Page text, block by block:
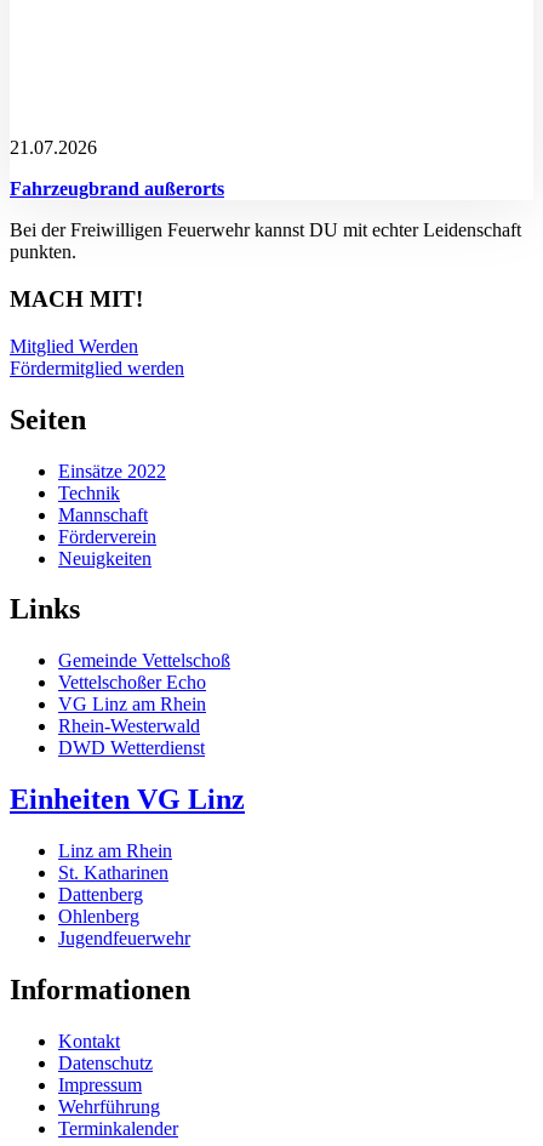
21.07.2026
Fahrzeugbrand außerorts
Bei der Freiwilligen Feuerwehr kannst DU mit echter Leidenschaft
punkten.
MACH MIT!
Mitglied Werden
Fördermitglied werden
Seiten
Einsätze 2022
Technik
Mannschaft
Förderverein
Neuigkeiten
Links
Gemeinde Vettelschoß
Vettelschoßer Echo
VG Linz am Rhein
Rhein-Westerwald
DWD Wetterdienst
Einheiten VG Linz
Linz am Rhein
St. Katharinen
Dattenberg
Ohlenberg
Jugendfeuerwehr
Informationen
Kontakt
Datenschutz
Impressum
Wehrführung
Terminkalender